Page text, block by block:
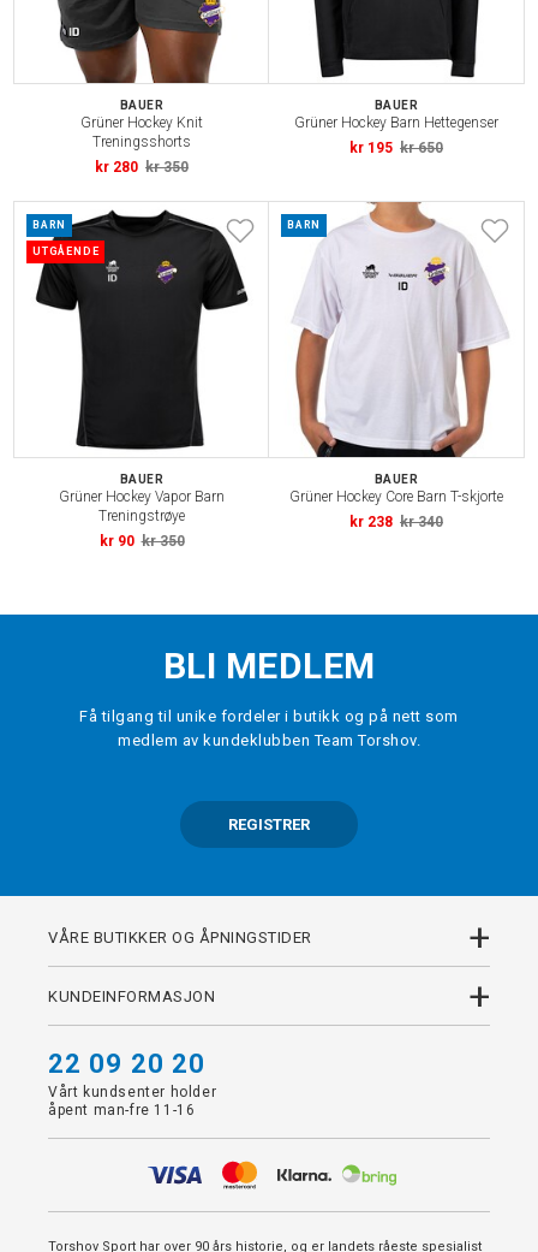
BAUER
Grüner Hockey Knit
Treningsshorts
kr 280 kr 350
BAUER
Grüner Hockey Barn Hettegenser
kr 195 kr 650
BARN
UTGÅENDE
BAUER
Grüner Hockey Vapor Barn
Treningstrøye
kr 90 kr 350
BARN
BAUER
Grüner Hockey Core Barn T-skjorte
kr 238 kr 340
BLI MEDLEM
Få tilgang til unike fordeler i butikk og på nett som
medlem av kundeklubben Team Torshov.
REGISTRER
VÅRE BUTIKKER OG ÅPNINGSTIDER +
KUNDEINFORMASJON +
22 09 20 20
Vårt kundsenter holder
åpent man-fre 11-16
Torshov Sport har over 90 års historie, og er landets råeste spesialist